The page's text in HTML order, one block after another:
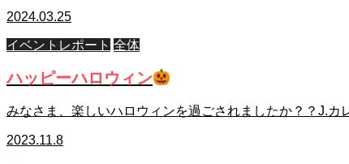
2024.03.25
イベントレポート 全体
ハッピーハロウィン
みなさま、楽しいハロウィンを過ごされましたか？？J.
2023.11.8